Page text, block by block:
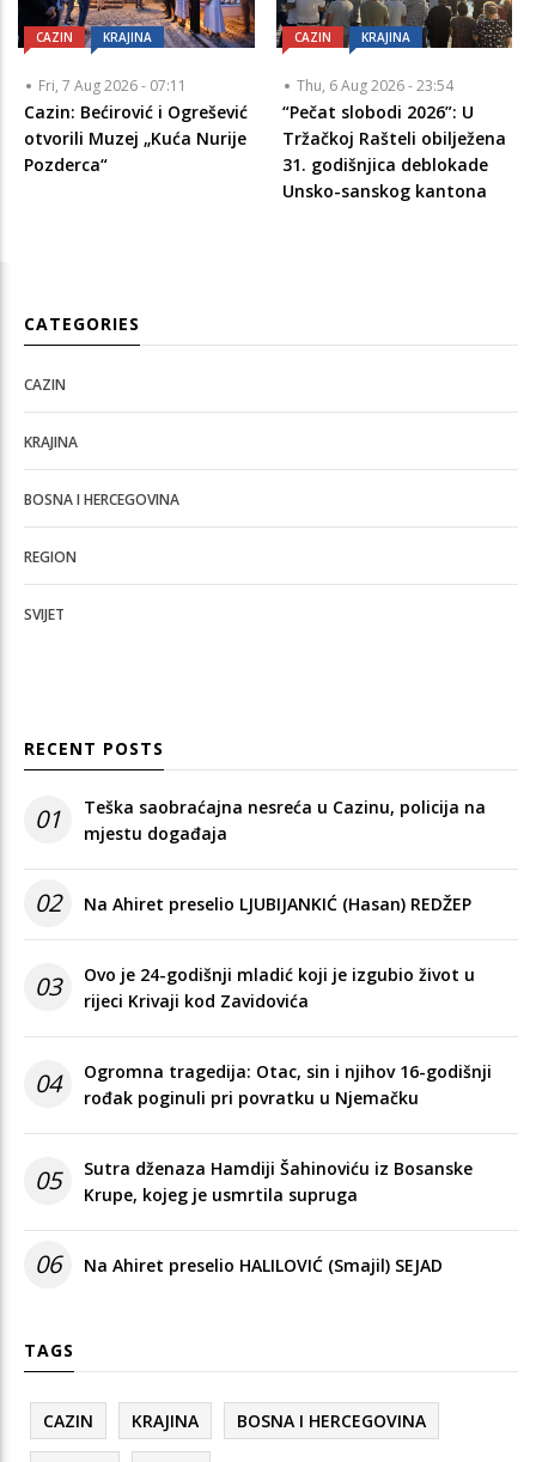
CAZIN KRAJINA
Fri, 7 Aug 2026 - 07:11
Cazin: Bećirović i Ogrešević
otvorili Muzej „Kuća Nurije
Pozderca“
CAZIN KRAJINA
Thu, 6 Aug 2026 - 23:54
“Pečat slobodi 2026”: U
Tržačkoj Rašteli obilježena
31. godišnjica deblokade
Unsko-sanskog kantona
CATEGORIES
CAZIN
KRAJINA
BOSNA I HERCEGOVINA
REGION
SVIJET
RECENT POSTS
01
Teška saobraćajna nesreća u Cazinu, policija na
mjestu događaja
02 Na Ahiret preselio LJUBIJANKIĆ (Hasan) REDŽEP
03
Ovo je 24-godišnji mladić koji je izgubio život u
rijeci Krivaji kod Zavidovića
04
Ogromna tragedija: Otac, sin i njihov 16-godišnji
rođak poginuli pri povratku u Njemačku
05
Sutra dženaza Hamdiji Šahinoviću iz Bosanske
Krupe, kojeg je usmrtila supruga
06 Na Ahiret preselio HALILOVIĆ (Smajil) SEJAD
TAGS
CAZIN KRAJINA BOSNA I HERCEGOVINA